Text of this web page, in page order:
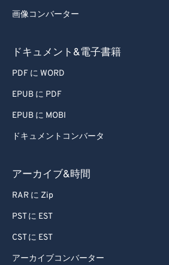
画像コンバーター
ドキュメント&電子書籍
PDF に WORD
EPUB に PDF
EPUB に MOBI
ドキュメントコンバータ
アーカイブ&時間
RAR に Zip
PST に EST
CST に EST
アーカイブコンバーター